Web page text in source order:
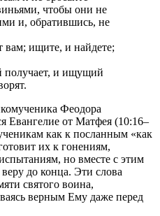
чтобы они не
и, обратившись, не
вам; ищите, и найдете;
получает, и ищущий
Феодора
Евангелие от Матфея (10:16–
как к посланным «как
их к гонениям,
но вместе с этим
до конца. Эти слова
святого воина,
верным Ему даже перед